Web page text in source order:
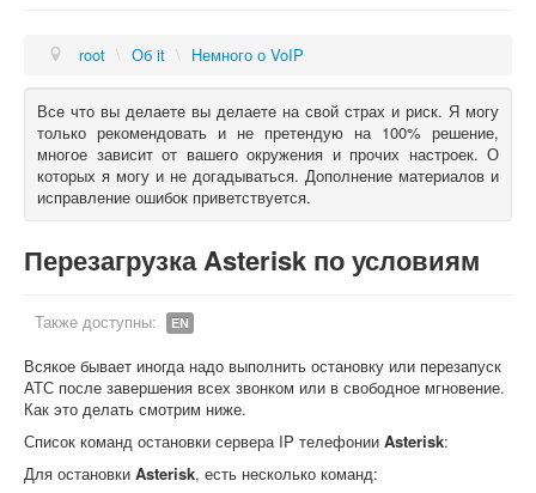
Мысли в слух
Об it
Увлечения
О книгах
root \ Об it \ Немного о VoIP
Все что вы делаете вы делаете на свой страх и риск. Я могу
только рекомендовать и не претендую на 100% решение,
многое зависит от вашего окружения и прочих настроек. О
которых я могу и не догадываться. Дополнение материалов и
исправление ошибок приветствуется.
Перезагрузка Asterisk по условиям
Также доступны: EN
Всякое бывает иногда надо выполнить остановку или перезапуск
АТС после завершения всех звонком или в свободное мгновение.
Как это делать смотрим ниже.
Список команд остановки сервера IP телефонии Asterisk:
Для остановки Asterisk, есть несколько команд: